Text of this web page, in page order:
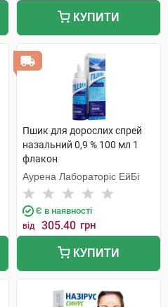
КУПИТИ
Пшик для дорослих спрей
назальний 0,9 % 100 мл 1
флакон
Аурена Лабораторіс ЕйБі
Є в наявності
від 305.40 грн
КУПИТИ